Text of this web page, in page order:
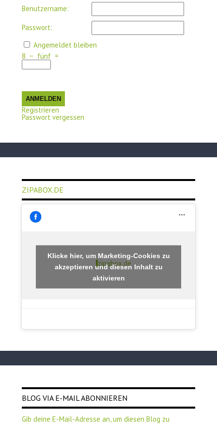
Benutzername:
Passwort:
Angemeldet bleiben
8 − fünf =
ANMELDEN
Registrieren
Passwort vergessen
ZIPABOX.DE
zipabox.de
Klicke hier, um Marketing-Cookies zu
akzeptieren und diesen Inhalt zu
aktivieren
BLOG VIA E-MAIL ABONNIEREN
Gib deine E-Mail-Adresse an, um diesen Blog zu